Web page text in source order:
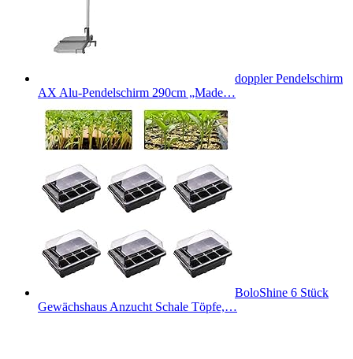
doppler Pendelschirm
AX Alu-Pendelschirm 290cm „Made…
BoloShine 6 Stück
Gewächshaus Anzucht Schale Töpfe,…